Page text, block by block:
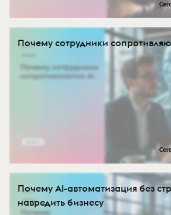
Почему сотрудники
Почему AI-автоматизация без
навредить бизнесу